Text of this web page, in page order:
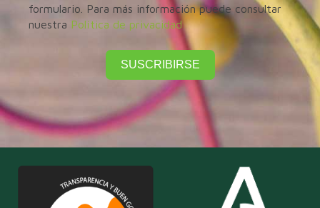
formulario. Para más información puede consultar
nuestra Política de privacidad
SUSCRIBIRSE